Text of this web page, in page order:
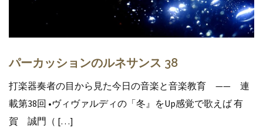
パーカッションのルネサンス 38
打楽器奏者の目から見た今日の音楽と音楽教育 —— 連
載第38回 •ヴィヴァルディの「冬』をUp感覚で歌えば 有
賀 誠門（ […]